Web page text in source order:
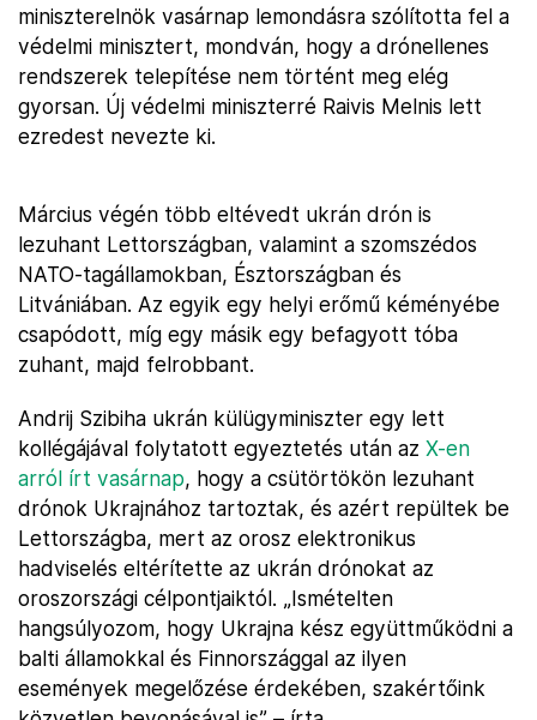
miniszterelnök vasárnap lemondásra szólította fel a
védelmi minisztert, mondván, hogy a drónellenes
rendszerek telepítése nem történt meg elég
gyorsan. Új védelmi miniszterré Raivis Melnis lett
ezredest nevezte ki.
Március végén több eltévedt ukrán drón is
lezuhant Lettországban, valamint a szomszédos
NATO-tagállamokban, Észtországban és
Litvániában. Az egyik egy helyi erőmű kéményébe
csapódott, míg egy másik egy befagyott tóba
zuhant, majd felrobbant.
Andrij Szibiha ukrán külügyminiszter egy lett
kollégájával folytatott egyeztetés után az X-en
arról írt vasárnap, hogy a csütörtökön lezuhant
drónok Ukrajnához tartoztak, és azért repültek be
Lettországba, mert az orosz elektronikus
hadviselés eltérítette az ukrán drónokat az
oroszországi célpontjaiktól. „Ismételten
hangsúlyozom, hogy Ukrajna kész együttműködni a
balti államokkal és Finnországgal az ilyen
események megelőzése érdekében, szakértőink